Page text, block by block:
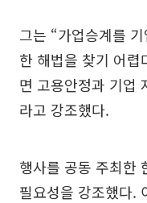
그는 “가업승계를
한 해법을 찾기 어렵
면 고용안정과 기업
라고 강조했다.
행사를 공동 주최한
필요성을 강조했다.